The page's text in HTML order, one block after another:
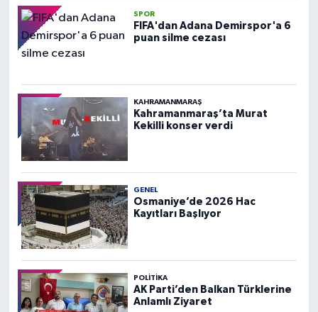
SPOR
FIFA'dan Adana Demirspor'a 6
puan silme cezası
KAHRAMANMARAŞ
Kahramanmaraş’ta Murat
Kekilli konser verdi
GENEL
Osmaniye’de 2026 Hac
Kayıtları Başlıyor
POLITIKA
AK Parti’den Balkan Türklerine
Anlamlı Ziyaret